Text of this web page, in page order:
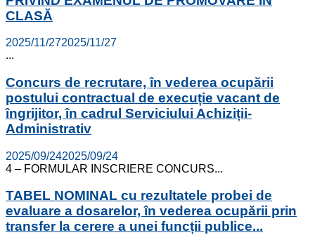
CLASĂ
2025/11/272025/11/27
...
Concurs de recrutare, în vederea ocupării
postului contractual de execuție vacant de
îngrijitor, în cadrul Serviciului Achiziții-
Administrativ
2025/09/242025/09/24
4 – FORMULAR INSCRIERE CONCURS...
TABEL NOMINAL cu rezultatele probei de
evaluare a dosarelor, în vederea ocupării prin
transfer la cerere a unei funcții publice...